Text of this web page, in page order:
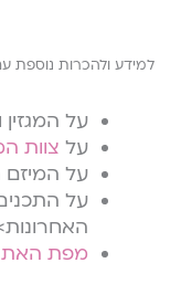
למידע ולהכרות נוספת עם
על המגזין
על צוות
על המיזם
על
מפת